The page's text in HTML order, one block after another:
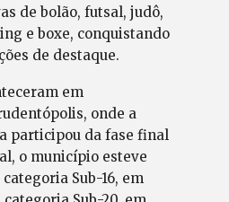
de bolão, futsal, judô,
e boxe, conquistando
de destaque.
em
onde a
participou da fase final
o município esteve
Sub-16, em